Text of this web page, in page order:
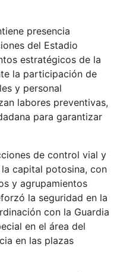
presencia
del Estadio
estratégicos de la
la participación de
y personal
labores preventivas,
para garantizar
de control vial y
capital potosina, con
y agrupamientos
la seguridad en la
con la Guardia
en el área del
en las plazas